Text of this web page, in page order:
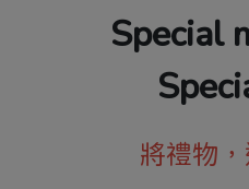
Special
將禮物